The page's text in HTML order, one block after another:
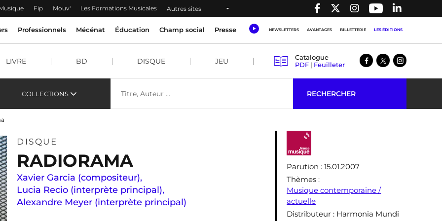
Fip Mouv' Les Formations Musicales Autres sites
Professionnels Mécénat Éducation Champ social Presse NEWSLETTERS AVANTAGES BILLETTERIE LES ÉDITIONS
LIVRE BD DISQUE JEU
Catalogue
PDF | Feuilleter
COLLECTIONS RECHERCHER
DISQUE
RADIORAMA
Xavier Garcia (compositeur),
Lucia Recio (interprète principal),
Alexandre Meyer (interprète principal)
Parution : 15.01.2007
Thèmes :
Musique contemporaine /
actuelle
Distributeur : Harmonia Mundi